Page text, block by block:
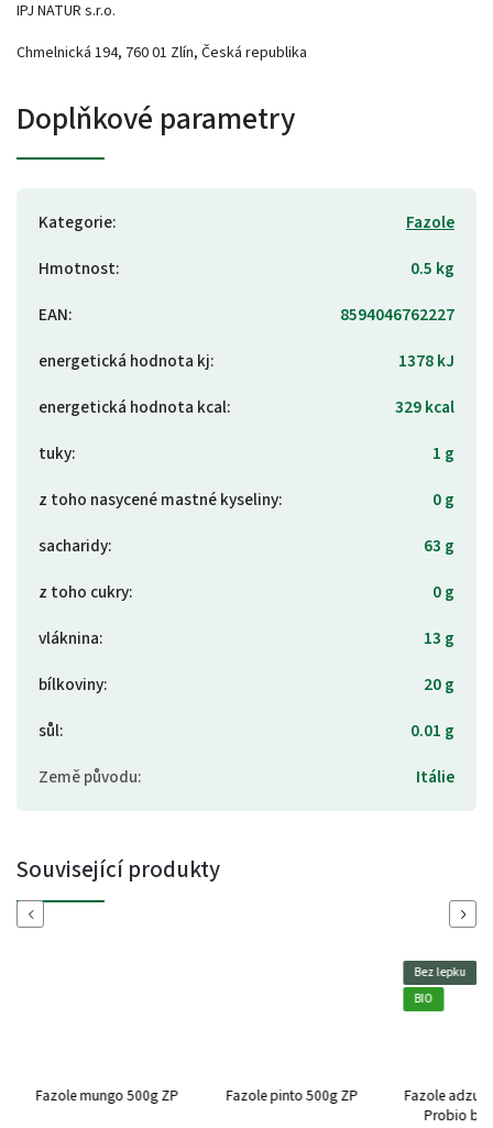
IPJ NATUR s.r.o.
Chmelnická 194, 760 01 Zlín, Česká republika
Doplňkové parametry
Kategorie:
Fazole
Hmotnost:
0.5 kg
EAN:
8594046762227
energetická hodnota kj:
1378 kJ
energetická hodnota kcal:
329 kcal
tuky:
1 g
z toho nasycené mastné kyseliny:
0 g
sacharidy:
63 g
z toho cukry:
0 g
vláknina:
13 g
bílkoviny:
20 g
sůl:
0.01 g
Země původu: Itálie
Související produkty
Previous
Fazole mungo 500g ZP Fazole pinto 500g ZP
Bez lepku
BIO
Fazole adzuki
Probio
Next